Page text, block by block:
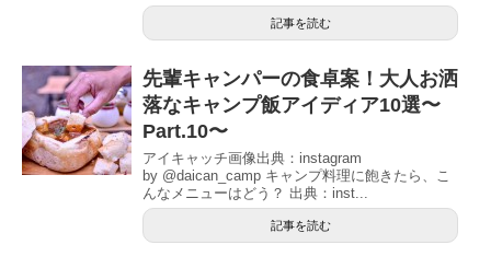
記事を読む
先輩キャンパーの食卓案！大人お洒
落なキャンプ飯アイディア10選〜
Part.10〜
アイキャッチ画像出典：instagram
by @daican_camp キャンプ料理に飽きたら、こ
んなメニューはどう？ 出典：inst...
記事を読む